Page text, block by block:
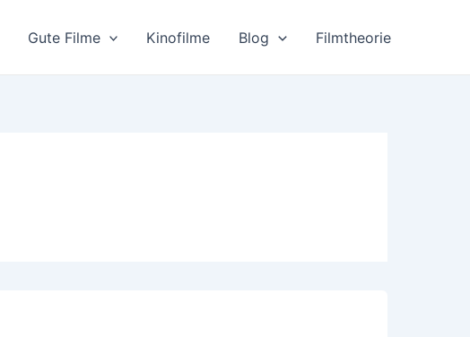
Gute Filme Kinofilme Blog Filmtheorie